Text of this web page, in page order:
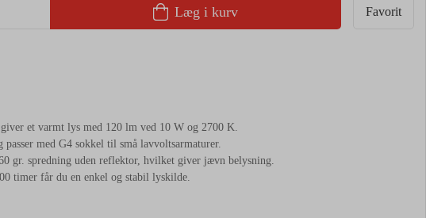
Læg i kurv Favorit
et varmt lys med 120 lm ved 10 W og 2700 K.
med G4 sokkel til små lavvoltsarmaturer.
gr. spredning uden reflektor, hvilket giver jævn belysning.
timer får du en enkel og stabil lyskilde.